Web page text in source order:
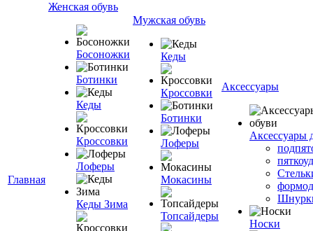
Главная
Женская обувь
Босоножки
Ботинки
Кеды
Кроссовки
Лоферы
Кеды Зима
Мужская обувь
Кеды
Кроссовки
Ботинки
Лоферы
Мокасины
Топсайдеры
Аксессуары
Аксессуары
Носки